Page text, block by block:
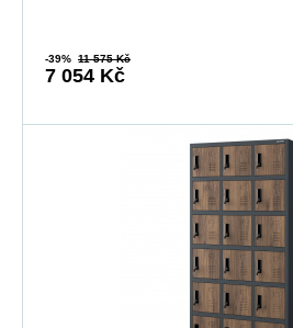
-39% 11 575 Kč
7 054 Kč